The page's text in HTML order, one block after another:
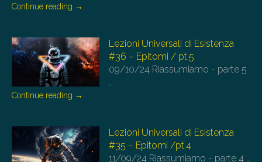
Continue reading →
Lezioni Universali di Esistenza
#36 – Epitomi / pt.5
09/10/24 Riassumiamo - parte 5
…
Continue reading →
Lezioni Universali di Esistenza
#35 – Epitomi /pt.4
11/09/24 Riassumiamo - parte 4 …